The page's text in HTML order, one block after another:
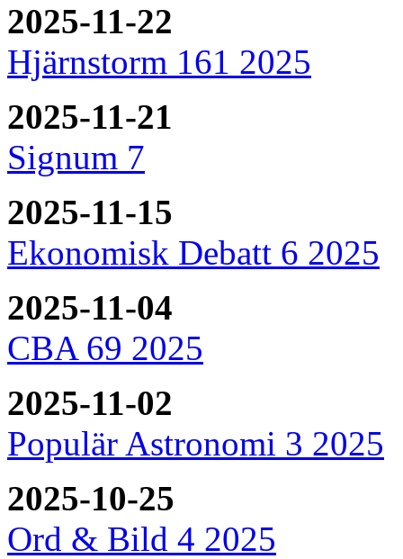
2025-11-22
Hjärnstorm 161 2025
2025-11-21
Signum 7
2025-11-15
Ekonomisk Debatt 6 2025
2025-11-04
CBA 69 2025
2025-11-02
Populär Astronomi 3 2025
2025-10-25
Ord & Bild 4 2025